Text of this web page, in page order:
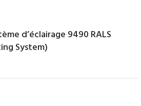
d’éclairage 9490 RALS
System)